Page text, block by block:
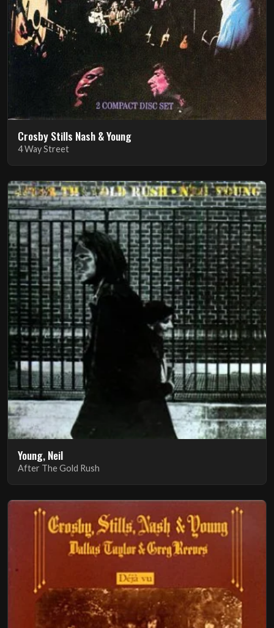
Crosby Stills Nash & Young
4 Way Street
Young, Neil
After The Gold Rush